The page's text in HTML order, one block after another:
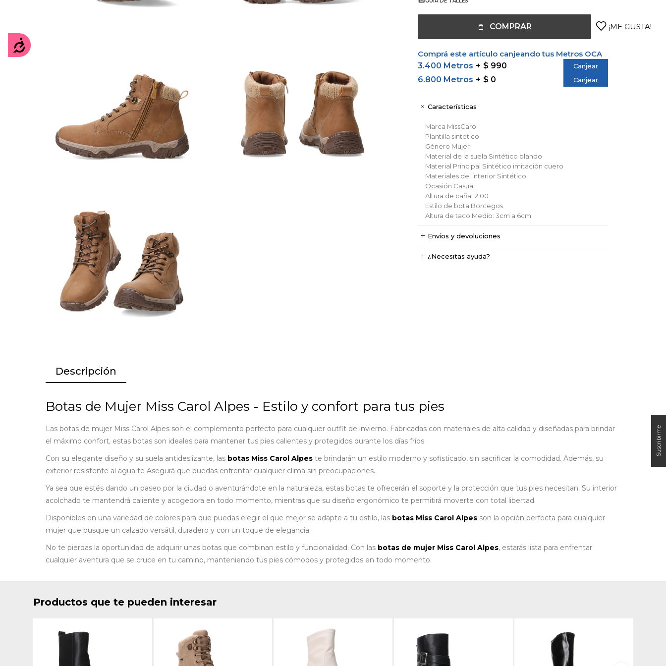
Accesibilidad
COMPRAR
Comprá este artículo canjeando tus Metros OCA
3.400 Metros
$ 990 Canjear
6.800 Metros $ 0 Canjear
Características
Marca MissCarol
Plantilla sintetico
Género Mujer
Material de la suela Sintético blando
Material Principal Sintético imitación cuero
Materiales del interior Sintético
Ocasión Casual
Altura de caña 12.00
Estilo de bota Borcegos
Altura de taco Medio: 3cm a 6cm
Envíos y devoluciones
¿Necesitas ayuda?
Descripción
Botas de Mujer Miss Carol Alpes - Estilo y confort para tus pies
Las botas de mujer Miss Carol Alpes son el complemento perfecto para cualquier outfit de invierno. Fabricadas con materiales de alta calidad y diseñadas para brindar
el máximo confort, estas botas son ideales para mantener tus pies calientes y protegidos durante los días fríos.
Con su elegante diseño y su suela antideslizante, las botas Miss Carol Alpes te brindarán un estilo moderno y sofisticado, sin sacrificar la comodidad. Además, su
exterior resistente al agua te Asegurá que puedas enfrentar cualquier clima sin preocupaciones.
Ya sea que estés dando un paseo por la ciudad o aventurándote en la naturaleza, estas botas te ofrecerán el soporte y la protección que tus pies necesitan. Su interior
acolchado te mantendrá caliente y acogedora en todo momento, mientras que su diseño ergonómico te permitirá moverte con total libertad.
Disponibles en una variedad de colores para que puedas elegir el que mejor se adapte a tu estilo, las botas Miss Carol Alpes son la opción perfecta para cualquier
mujer que busque un calzado versátil, duradero y con un toque de elegancia.
No te pierdas la oportunidad de adquirir unas botas que combinan estilo y funcionalidad. Con las botas de mujer Miss Carol Alpes, estarás lista para enfrentar
cualquier aventura que se cruce en tu camino, manteniendo tus pies cómodos y protegidos en todo momento.
Productos que te pueden interesar